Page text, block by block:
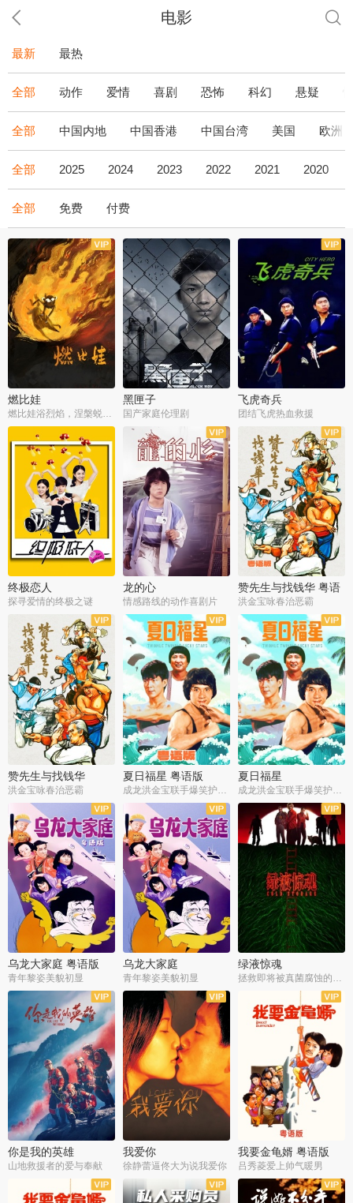
电影
最新 最热
全部 动作 爱情 喜剧 恐怖 科幻 悬疑
全部 中国内地 中国香港 中国台湾 美国 欧洲
全部 2025 2024 2023 2022 2021 2020
全部 免费 付费
燃比娃
燃比娃浴烈焰，涅槃蜕变成人
黑匣子
国产家庭伦理剧
飞虎奇兵
团结飞虎热血救援
终极恋人
探寻爱情的终极之谜
龙的心
情感路线的动作喜剧片
赞先生与找钱华 粤语
版
洪金宝咏春治恶霸
赞先生与找钱华
洪金宝咏春治恶霸
夏日福星 粤语版 夏日福星
乌龙大家庭 粤语版
青年黎姿美貌初显
乌龙大家庭
青年黎姿美貌初显
绿液惊魂
拯救即将被真菌腐蚀的世界
你是我的英雄
山地救援者的爱与奉献
我爱你
徐静蕾逼佟大为说我爱你
我要金龟婿 粤语版
吕秀菱爱上帅气暖男